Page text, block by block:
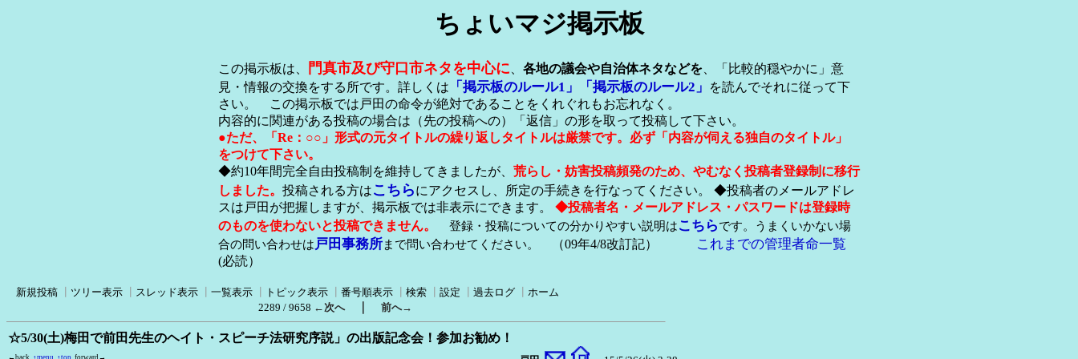
ちょいマジ掲示板
この掲示板は、 門真市及び守口市ネタを中心に、 各地の議会や自治体ネタなどを、「比較的穏やかに」意
見・情報の交換をする所です。詳しくは
「掲示板のルール1」 「掲示板のルール2」
を読んでそれに従って下
さい。 この掲示板では戸田の命令が絶対であることをくれぐれもお忘れなく。
内容的に関連がある投稿の場合は（先の投稿への）「返信」の形を取って投稿して下さい。
●ただ、「Re：○○」形式の元タイトルの繰り返しタイトルは厳禁です。必ず「内容が伺える独自のタイトル」
をつけて下さい。
◆約10年間完全自由投稿制を維持してきましたが、 荒らし・妨害投稿頻発のため、やむなく投稿者登録制に移行
しました。 投稿される方はこちらにアクセスし、所定の手続きを行なってください。 ◆投稿者のメールアドレ
スは戸田が把握しますが、掲示板では非表示にできます。 ◆投稿者名・メールアドレス・パスワードは登録時
のものを使わないと投稿できません。
登録・投稿についての分かりやすい説明はこちらです。うまくいかない場
合の問い合わせは戸田事務所まで問い合わせてください。 （09年4/8改訂記） これまでの管理者命一覧
(必読）
新規投稿 ツリー表示 スレッド表示 一覧表示 トピック表示 番号順表示 検索 設定 過去ログ
ホーム
2289 / 9658 ←次へ｜ 前へ→
☆5/30(土)梅田で前田先生のヘイト・スピーチ法研究序説」の出版記念会！参加お勧め！